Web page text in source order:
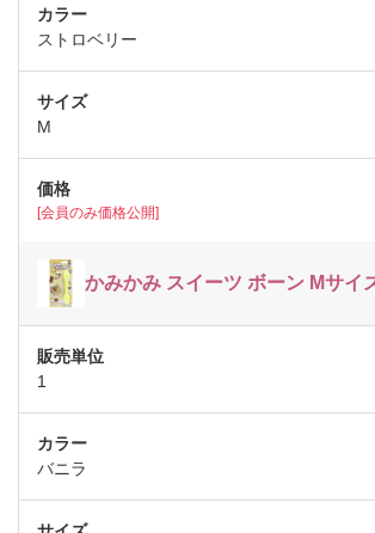
ストロベリー
M
[会員のみ価格公開]
かみかみ スイーツ ボーン Mサイ
1
バニラ